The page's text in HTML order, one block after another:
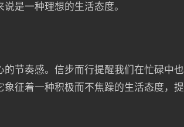
是一种理想的生活态度。
节奏感。信步而行提醒我们在忙碌中也
征着一种积极而不焦躁的生活态度，提